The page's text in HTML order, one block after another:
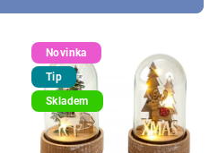
Novinka
Tip
Skladem